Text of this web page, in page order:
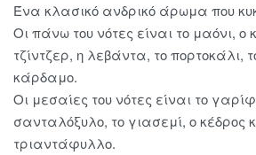
Ένα κλασικό ανδρικό άρωμα που
Οι πάνω του νότες είναι το μαόνι, ο
τζίντζερ, η λεβάντα, το πορτοκάλι,
κάρδαμο.
Οι μεσαίες του νότες είναι το
σανταλόξυλο, το γιασεμί, ο κέδρος
τριαντάφυλλο.